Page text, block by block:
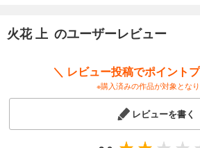
火花 上 のユーザーレビュー
＼ レビュー投稿でポイント
※購入済みの作品が対象とな
レビューを書く